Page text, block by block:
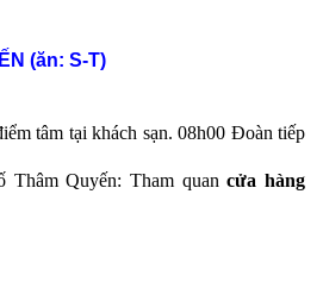
(ăn: S-T)
tâm tại khách sạn. 08h00 Đoàn tiếp
Thâm Quyến: Tham quancửa hàng